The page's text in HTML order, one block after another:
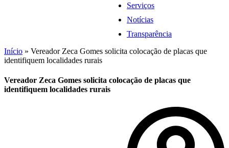
Serviços
Notícias
Transparência
Início » Vereador Zeca Gomes solicita colocação de placas que
identifiquem localidades rurais
Vereador Zeca Gomes solicita colocação de placas que
identifiquem localidades rurais